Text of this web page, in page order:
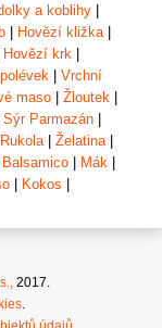
a koblihy |
| Hovězí kližka |
Hovězí krk |
| Vrchní
maso | Žloutek |
Sýr Parmazán |
Rukola | Želatina |
| Mák |
| Kokos |
2017.